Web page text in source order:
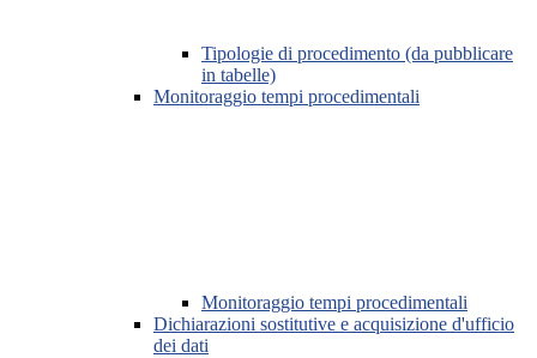
Tipologie di procedimento (da pubblicare
in tabelle)
Monitoraggio tempi procedimentali
Monitoraggio tempi procedimentali
Dichiarazioni sostitutive e acquisizione d'ufficio
dei dati